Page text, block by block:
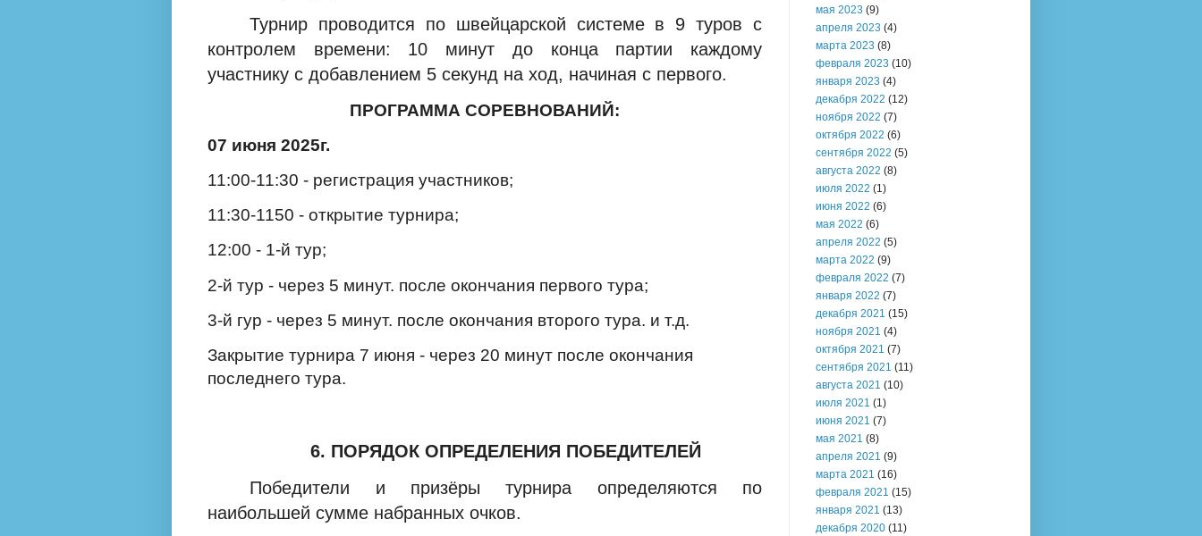
Турнир проводится по швейцарской системе в 9 туров с
контролем времени: 10 минут до конца партии каждому
участнику с добавлением 5 секунд на ход, начиная с первого.
ПРОГРАММА СОРЕВНОВАНИЙ:
07 июня 2025г.
11:00-11:30 - регистрация участников;
11:30-1150 - открытие турнира;
12:00 - 1-й тур;
2-й тур - через 5 минут. после окончания первого тура;
3-й гур - через 5 минут. после окончания второго тура. и т.д.
Закрытие турнира 7 июня - через 20 минут после окончания
последнего тура.
6. ПОРЯДОК ОПРЕДЕЛЕНИЯ ПОБЕДИТЕЛЕЙ
Победители и призёры турнира
определяются по
наибольшей сумме набранных очков.
мая 2023 (9)
апреля 2023 (4)
марта 2023 (8)
февраля 2023 (10)
января 2023 (4)
декабря 2022 (12)
ноября 2022 (7)
октября 2022 (6)
сентября 2022 (5)
августа 2022 (8)
июля 2022 (1)
июня 2022 (6)
мая 2022 (6)
апреля 2022 (5)
марта 2022 (9)
февраля 2022 (7)
января 2022 (7)
декабря 2021 (15)
ноября 2021 (4)
октября 2021 (7)
сентября 2021 (11)
августа 2021 (10)
июля 2021 (1)
июня 2021 (7)
мая 2021 (8)
апреля 2021 (9)
марта 2021 (16)
февраля 2021 (15)
января 2021 (13)
декабря 2020 (11)